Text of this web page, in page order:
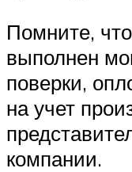
Помните,
выполнен
поверки,
на учет
компании.